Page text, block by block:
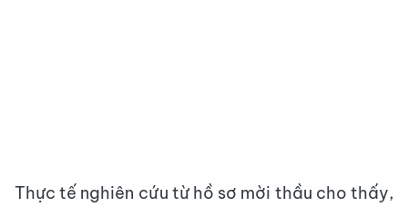
Thực tế nghiên cứu từ hồ sơ mời thầu cho thấy,